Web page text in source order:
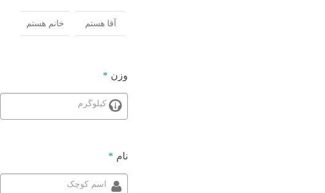
آقا هستم خانم هستم
وزن *
کیلوگرم
نام *
اسم کوچک